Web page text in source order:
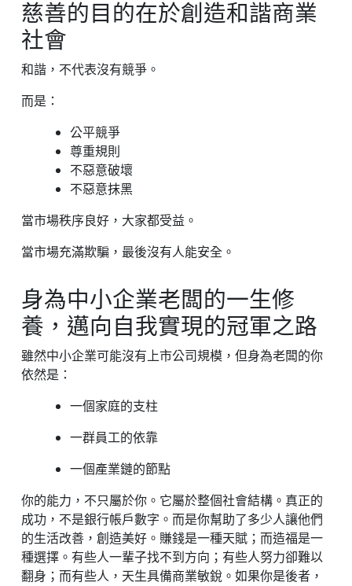
慈善的目的在於創造和諧商業
社會
和諧，不代表沒有競爭。
而是：
公平競爭
尊重規則
不惡意破壞
不惡意抹黑
當市場秩序良好，大家都受益。
當市場充滿欺騙，最後沒有人能安全。
身為中小企業老闆的一生修
養，邁向自我實現的冠軍之路
雖然中小企業可能沒有上市公司規模，但身為老闆的你
依然是：
一個家庭的支柱
一群員工的依靠
一個產業鏈的節點
你的能力，不只屬於你。它屬於整個社會結構。真正的
成功，不是銀行帳戶數字。而是你幫助了多少人讓他們
的生活改善，創造美好。賺錢是一種天賦；而造福是一
種選擇。有些人一輩子找不到方向；有些人努力卻難以
翻身；而有些人，天生具備商業敏銳。如果你是後者，